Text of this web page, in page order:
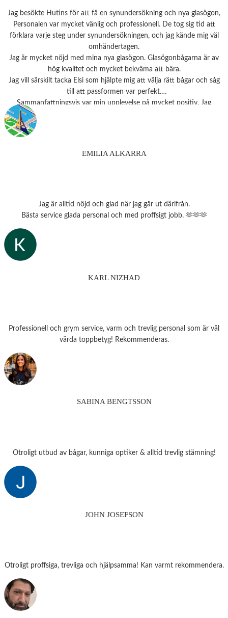
Jag besökte Hutins för att få en synundersökning och nya glasögon,
Personalen var mycket vänlig och professionell. De tog sig tid att
förklara varje steg under synundersökningen, och jag kände mig väl
omhändertagen.
Jag är mycket nöjd med mina nya glasögon. Glasögonbågarna är av
hög kvalitet och mycket bekväma att bära.
Jag vill särskilt tacka Elsi som hjälpte mig att välja rätt bågar och såg
till att passformen var perfekt.
Sammanfattningsvis var min upplevelse på mycket positiv. Jag
rekommenderar starkt detta ställe till alla som behöver
EMILIA ALKARRA
Jag är alltid nöjd och glad när jag går ut därifrån.
Bästa service glada personal och med proffsigt jobb. 🫶🫶🫶
KARL NIZHAD
Professionell och grym service, varm och trevlig personal som är väl
värda toppbetyg! Rekommenderas.
SABINA BENGTSSON
Otroligt utbud av bågar, kunniga optiker & alltid trevlig stämning!
JOHN JOSEFSON
Otroligt proffsiga, trevliga och hjälpsamma! Kan varmt rekommendera.